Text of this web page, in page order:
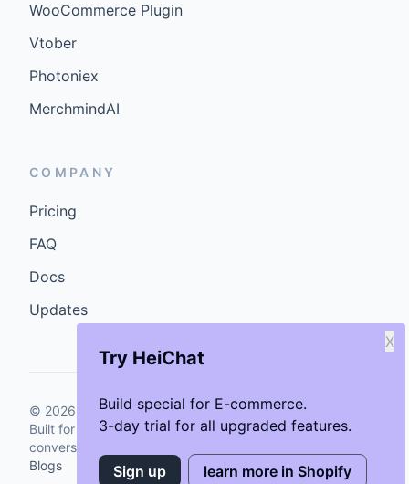
Try HeiChat
Build special for E-commerce.
3-day trial for all upgraded features.
X
Sign up learn more in Shopify
WooCommerce Plugin
Vtober
Photoniex
MerchmindAI
COMPANY
Pricing
FAQ
Docs
Updates
© 2026 GenCybers Inc. All rights reserved.
Built for storefronts that want faster answers and cleaner
conversions.
Blogs